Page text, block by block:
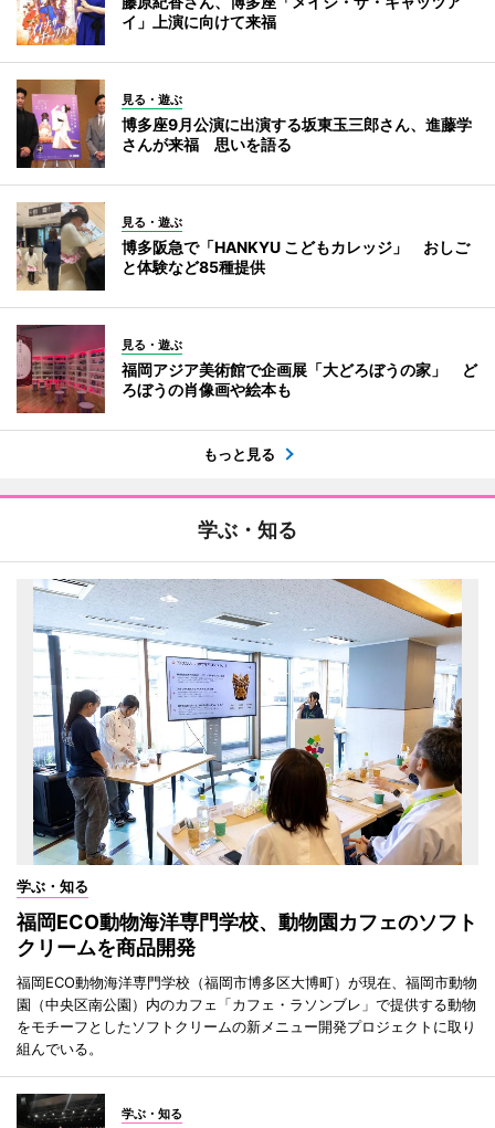
イ」上演に向けて来福
見る・遊ぶ
博多座9月公演に出演する坂東玉三郎さん、進藤学
さんが来福 思いを語る
見る・遊ぶ
博多阪急で「HANKYU こどもカレッジ」 おしご
と体験など85種提供
見る・遊ぶ
福岡アジア美術館で企画展「大どろぼうの家」 ど
ろぼうの肖像画や絵本も
もっと見る
学ぶ・知る
学ぶ・知る
福岡ECO動物海洋専門学校、動物園カフェのソフト
クリームを商品開発
福岡ECO動物海洋専門学校（福岡市博多区大博町）が現在、福岡市動物
園（中央区南公園）内のカフェ「カフェ・ラソンブレ」で提供する動物
をモチーフとしたソフトクリームの新メニュー開発プロジェクトに取り
組んでいる。
学ぶ・知る